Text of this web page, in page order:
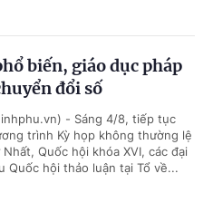
biến, giáo dục pháp
đổi số
- Sáng 4/8, tiếp tục
trình Kỳ họp không thường lệ
Quốc hội khóa XVI, các đại
Quốc hội thảo luận tại Tổ về...